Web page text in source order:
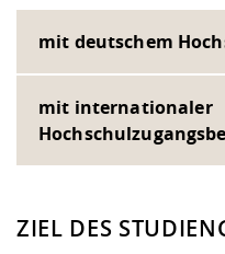
mit deutschem
mit internationaler
ZIEL DES